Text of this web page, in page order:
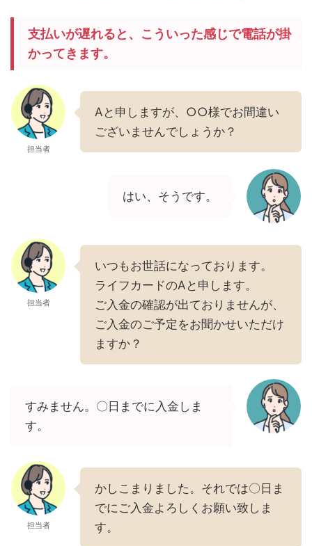
支払いが遅れると、こういった感じで電話が掛
かってきます。
担当者
Aと申しますが、○○様でお間違い
ございませんでしょうか？
はい、そうです。
担当者
いつもお世話になっております。
ライフカードのAと申します。
ご入金の確認が出ておりませんが、
ご入金のご予定をお聞かせいただけ
ますか？
すみません。〇日までに入金しま
す。
担当者
かしこまりました。それでは〇日ま
でにご入金よろしくお願い致しま
す。